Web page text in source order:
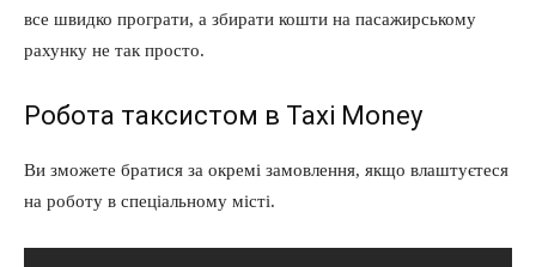
все швидко програти, а збирати кошти на пасажирському
рахунку не так просто.
Робота таксистом в Taxi Money
Ви зможете братися за окремі замовлення, якщо влаштуєтеся
на роботу в спеціальному місті.